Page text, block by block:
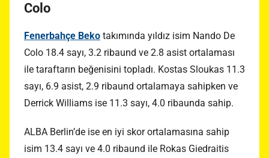
Colo
Fenerbahçe Beko takımında yıldız isim Nando De
Colo 18.4 sayı, 3.2 ribaund ve 2.8 asist ortalaması
ile taraftarın beğenisini topladı. Kostas Sloukas 11.3
sayı, 6.9 asist, 2.9 ribaund ortalamaya sahipken ve
Derrick Williams ise 11.3 sayı, 4.0 ribaunda sahip.
ALBA Berlin’de ise en iyi skor ortalamasına sahip
isim 13.4 sayı ve 4.0 ribaund ile Rokas Giedraitis